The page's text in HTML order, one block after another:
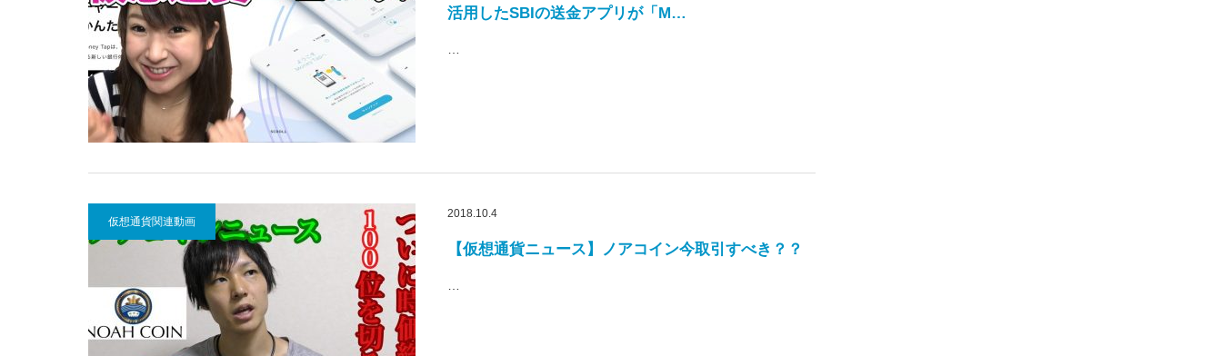
活用したSBIの送金アプリが「M…
仮想通貨関連動画
2018.10.4
【仮想通貨ニュース】ノアコイン今取引すべき？？